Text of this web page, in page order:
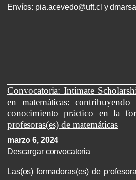
Envíos: pia.acevedo@uft.cl y
Convocatoria: Intimate
en matemáticas:
conocimiento práctico en la
profesoras(es) de matemáticas
marzo 6, 2024
Descargar convocatoria
Las(os) formadoras(es) de